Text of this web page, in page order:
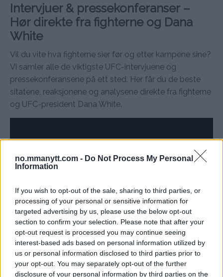
no.mmanytt.com - Do Not Process My Personal
Information
If you wish to opt-out of the sale, sharing to third parties, or
processing of your personal or sensitive information for
targeted advertising by us, please use the below opt-out
section to confirm your selection. Please note that after your
opt-out request is processed you may continue seeing
interest-based ads based on personal information utilized by
us or personal information disclosed to third parties prior to
your opt-out. You may separately opt-out of the further
disclosure of your personal information by third parties on the
Intervjuer & pressekonferanser –
Hør direkte fra fighterne og Dana
White
Vil du vite hva fighterne sier før og etter kampene sine?
Vi samler alle de viktigste UFC-intervjuene og
pressekonferansene på ett sted. Her får du de beste
sitatene, reaksjonene og analysene direkte fra fighterne
og UFC-president Dana White.